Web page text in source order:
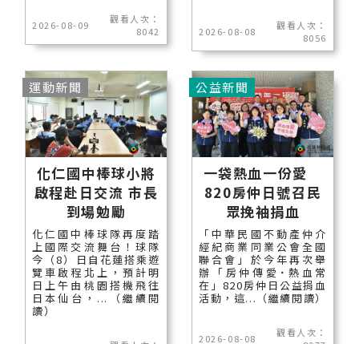
2026-08-09
觀看人次：
8042
2026-08-08
觀看人次：
8056
化仁國中棒球小將
啟程赴日交流 市長
到場勉勵
化仁國中棒球隊再度踏
上國際交流舞台！球隊
今（8）日自花蓮搭乘遊
覽車啟程北上，預計明
日上午由桃園搭機飛往
日本仙台，...（繼續閱
讀）
運動新聞
一袋熱血一份愛
820房仲日號召民
眾挽袖捐血
「中華民國不動產仲介
經紀商業同業公會全國
聯合會」於今年再次舉
辦「房仲傳愛˙熱血常
在」820房仲日公益捐血
活動，這...（繼續閱讀）
2026-08-08
觀看人次：
公益新聞